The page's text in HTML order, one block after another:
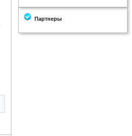
Партнеры